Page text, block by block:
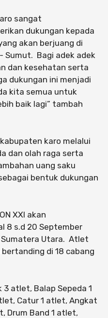
sangat
dukungan kepada
akan berjuang di
Sumut. Bagi adek adek
dan kesehatan serta
dukungan ini menjadi
kita semua untuk
baik lagi” tambah
karo melalui
dan olah raga serta
uang saku
bentuk dukungan
XXI akan
8 s.d 20 September
Sumatera Utara. Atlet
di 18 cabang
atlet, Balap Sepeda 1
Catur 1 atlet, Angkat
Drum Band 1 atlet,